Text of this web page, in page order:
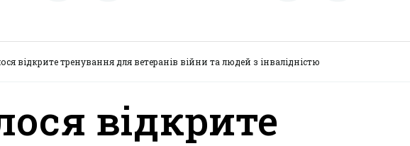
відкрите тренування для ветеранів війни та людей з інвалідністю
відкрите